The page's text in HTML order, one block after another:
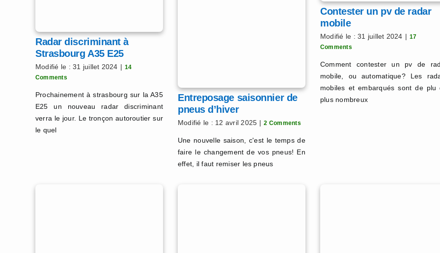
Radar discriminant à
Strasbourg A35 E25
Modifié le : 31 juillet 2024 | 14
Comments
Prochainement à strasbourg sur la A35
E25 un nouveau radar discriminant
verra le jour. Le tronçon autoroutier sur
le quel
Entreposage saisonnier de
pneus d’hiver
Modifié le : 12 avril 2025 | 2 Comments
Une nouvelle saison, c'est le temps de
faire le changement de vos pneus! En
effet, il faut remiser les pneus
Contester un pv de radar
mobile
Modifié le : 31 juillet 2024 | 17
Comments
Comment contester un pv de
mobile, ou automatique? Les
mobiles et embarqués sont de plu
plus nombreux